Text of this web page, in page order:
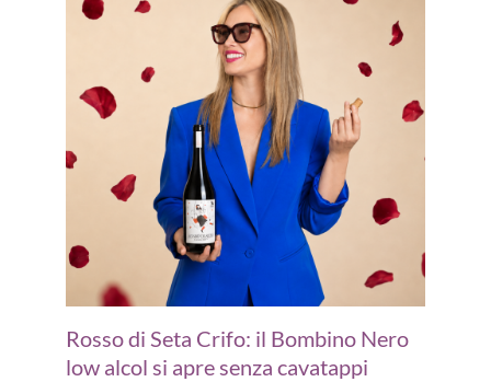
Rosso di Seta Crifo: il Bombino Nero
low alcol si apre senza cavatappi